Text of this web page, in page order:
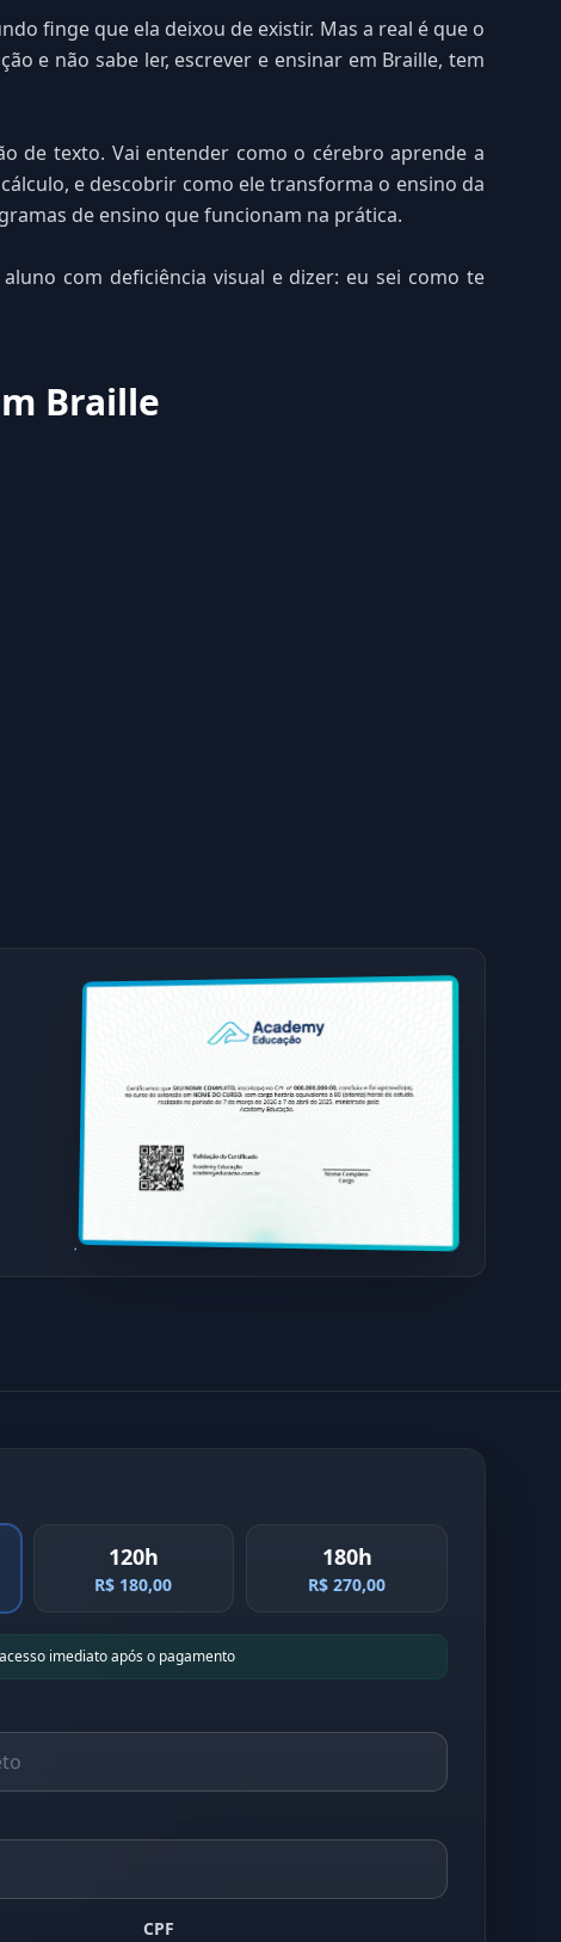
finge que ela deixou de existir. Mas a real é que o
e não sabe ler, escrever e ensinar em Braille, tem
de texto. Vai entender como o cérebro aprende a
e descobrir como ele transforma o ensino da
de ensino que funcionam na prática.
com deficiência visual e dizer: eu sei como te
Braille
120h
R$ 180,00
180h
R$ 270,00
imediato após o pagamento
CPF